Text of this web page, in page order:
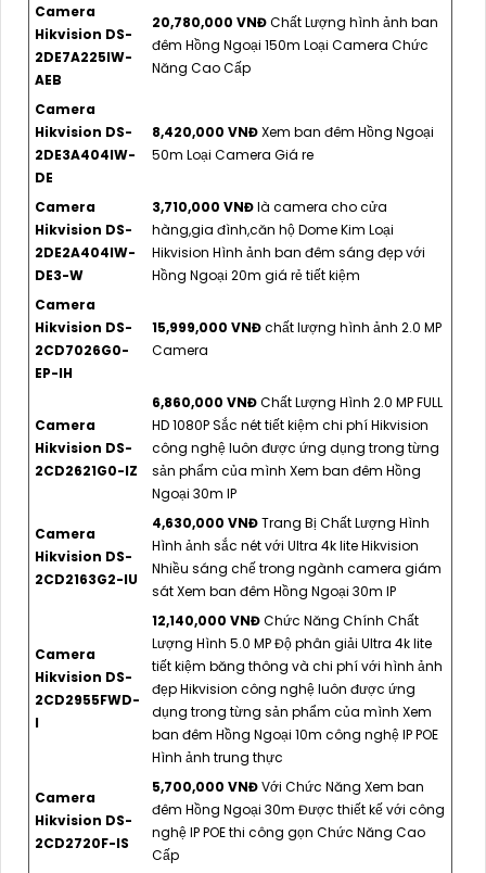
Camera
Hikvision DS-
2DE7A225IW-
AEB
20,780,000 VNĐChất Lượng hình ảnh ban
đêm Hồng Ngoại 150m Loại Camera Chức
Năng Cao Cấp
Camera
Hikvision DS-
2DE3A404IW-
DE
8,420,000 VNĐXem ban đêm Hồng Ngoại
50m Loại Camera Giá re
Camera
Hikvision DS-
2DE2A404IW-
DE3-W
3,710,000 VNĐlà camera cho cửa
hàng,gia đình,căn hộ Dome Kim Loại
Hikvision Hình ảnh ban đêm sáng đẹp với
Hồng Ngoại 20m giá rẻ tiết kiệm
Camera
Hikvision DS-
2CD7026G0-
EP-IH
15,999,000 VNĐchất lượng hình ảnh 2.0 MP
Camera
Camera
Hikvision DS-
2CD2621G0-IZ
6,860,000 VNĐChất Lượng Hình 2.0 MP FULL
HD 1080P Sắc nét tiết kiệm chi phí Hikvision
công nghệ luôn được ứng dụng trong từng
sản phẩm của mình Xem ban đêm Hồng
Ngoại 30m IP
Camera
Hikvision DS-
2CD2163G2-IU
4,630,000 VNĐTrang Bị Chất Lượng Hình
Hình ảnh sắc nét với Ultra 4k lite Hikvision
Nhiều sáng chế trong ngành camera giám
sát Xem ban đêm Hồng Ngoại 30m IP
Camera
Hikvision DS-
2CD2955FWD-
I
12,140,000 VNĐChức Năng Chính Chất
Lượng Hình 5.0 MP Độ phân giải Ultra 4k lite
tiết kiệm băng thông và chi phí với hình ảnh
đẹp Hikvision công nghệ luôn được ứng
dụng trong từng sản phẩm của mình Xem
ban đêm Hồng Ngoại 10m công nghệ IP POE
Hình ảnh trung thực
Camera
Hikvision DS-
2CD2720F-IS
5,700,000 VNĐVới Chức Năng Xem ban
đêm Hồng Ngoại 30m Được thiết kế với công
nghệ IP POE thi công gọn Chức Năng Cao
Cấp